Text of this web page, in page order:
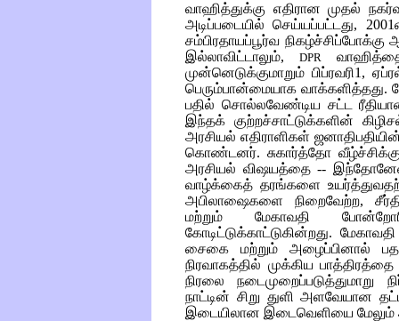
வாஹித்துக்கு எதிரான முதல்
அடிப்படையில் செய்யப்பட்டது,
சம்பிரதாயப்பூர்வ
இல்லாவிட்டாலும், DPR
முன்னெடுக்குமாறும் பிப்ரவரி1,
பெரும்பான்மையாக
பதில் சொல்லவேண்டிய சட்ட
இந்தக் குற்றச்சாட்டுக்களின்
அரசியல் எதிராளிகள்
கொண்டனர். சுகார்த்தோ
அரசியல் விஷயத்தை --
வாழ்க்கைத் தரங்களை
அபிலாஷைகளை நிறைவேற்ற,
மற்றும் மேகாவதி
கோடிட்டுக்காட்டுகின்றது.
சைகை மற்றும் அழைப்பினால்
நிரவாகத்தில் முக்கிய
நிரலை நடைமுறைப்படுத்துமாறு
நாட்டின் சிறு துளி அளவேயான
இடையிலான இடைவெளியை மேலும்